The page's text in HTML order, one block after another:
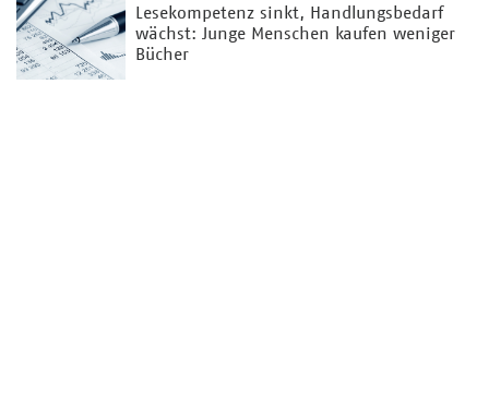
Lesekompetenz sinkt, Handlungsbedarf
wächst: Junge Menschen kaufen weniger
Bücher